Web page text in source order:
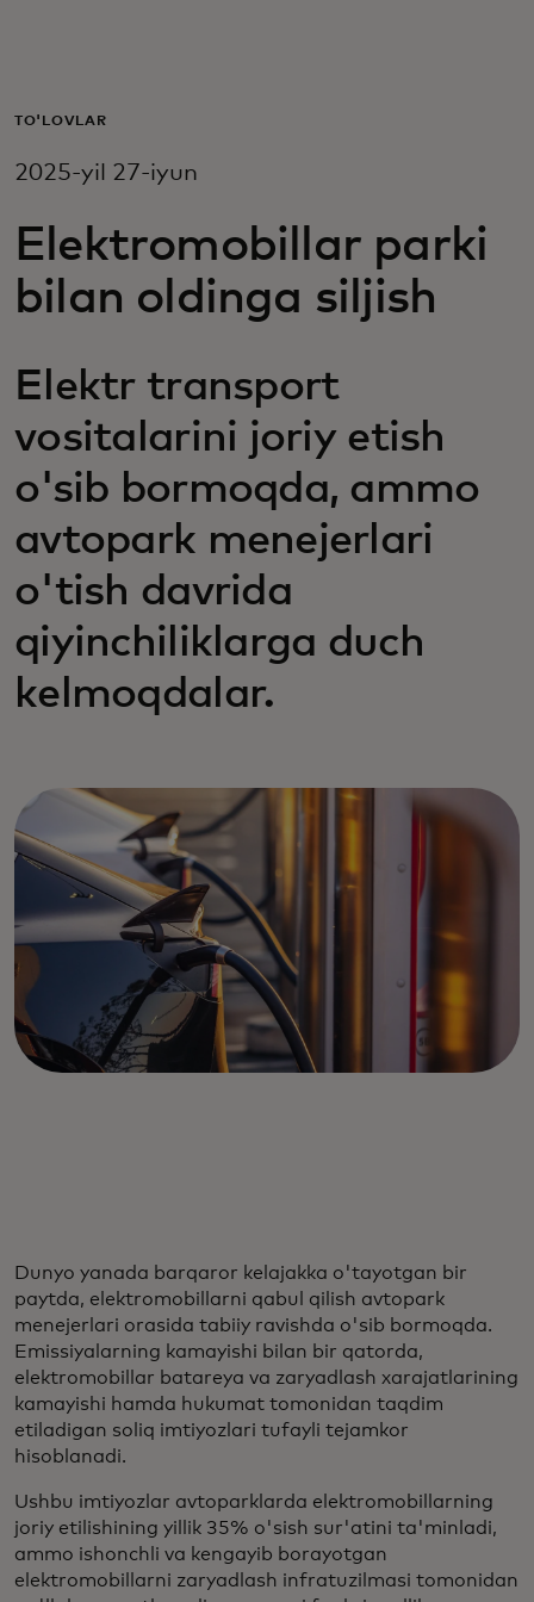
Biznes uchun
Innovatorlar uchun
TO'LOVLAR
2025-yil 27-iyun
Elektromobillar parki
bilan oldinga siljish
Elektr transport
vositalarini joriy etish
o'sib bormoqda, ammo
avtopark menejerlari
o'tish davrida
qiyinchiliklarga duch
kelmoqdalar.
Dunyo yanada barqaror kelajakka o'tayotgan bir
paytda, elektromobillarni qabul qilish avtopark
menejerlari orasida tabiiy ravishda o'sib bormoqda.
Emissiyalarning kamayishi bilan bir qatorda,
elektromobillar batareya va zaryadlash xarajatlarining
kamayishi hamda hukumat tomonidan taqdim
etiladigan soliq imtiyozlari tufayli tejamkor
hisoblanadi.
Ushbu imtiyozlar avtoparklarda elektromobillarning
joriy etilishining yillik 35% o'sish sur'atini ta'minladi,
ammo ishonchli va kengayib borayotgan
elektromobillarni zaryadlash infratuzilmasi tomonidan